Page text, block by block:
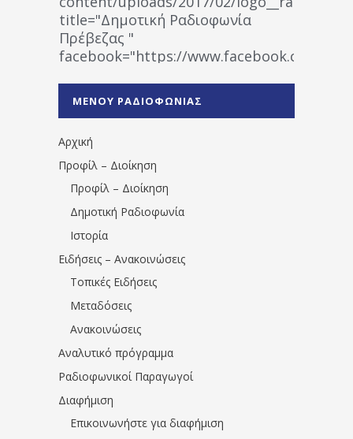
title="Δημοτική Ραδιοφωνία
Πρέβεζας "
facebook="https://www.facebook.com/
1531194763766854/" artist="" ]
ΜΕΝΟΥ ΡΑΔΙΟΦΩΝΙΑΣ
Αρχική
Προφίλ – Διοίκηση
Προφίλ – Διοίκηση
Δημοτική Ραδιοφωνία
Ιστορία
Ειδήσεις – Ανακοινώσεις
Τοπικές Ειδήσεις
Μεταδόσεις
Ανακοινώσεις
Αναλυτικό πρόγραμμα
Ραδιοφωνικοί Παραγωγοί
Διαφήμιση
Επικοινωνήστε για διαφήμιση